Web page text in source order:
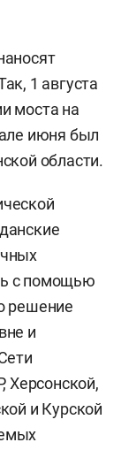
1 августа
моста на
июня был
области.
с помощью
решение
и
Херсонской,
и Курской